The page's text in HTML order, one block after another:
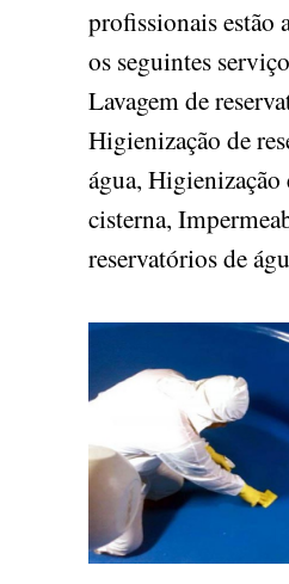
profissionais estão
os seguintes
Lavagem de
Higienização de
água, Higienização
cisterna,
reservatórios de